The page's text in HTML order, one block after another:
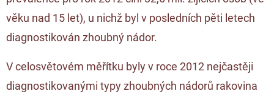
věku nad 15 let), u nichž byl v posledních pěti letech
diagnostikován zhoubný nádor.
V celosvětovém měřítku byly v roce 2012 nejčastěji
diagnostikovanými typy zhoubných nádorů rakovina